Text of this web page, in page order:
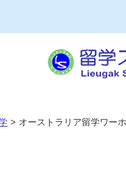
> オーストラリア留学ワー